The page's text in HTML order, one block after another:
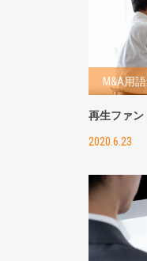
M&A用
再生ファン
2020.6.23